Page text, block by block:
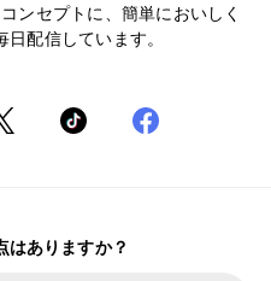
ンセプトに、簡単においしく
配信しています。
はありますか？